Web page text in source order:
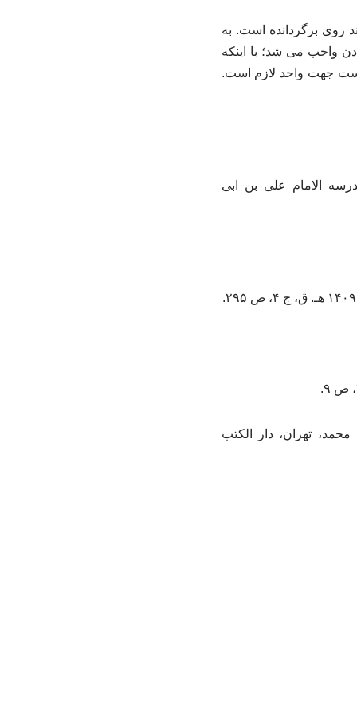
روی برگردانده است. به
واجب می شد؛ با اینکه
است جهت واحد لازم است.
الامام علی بن ابی
تهران، دار الکتب